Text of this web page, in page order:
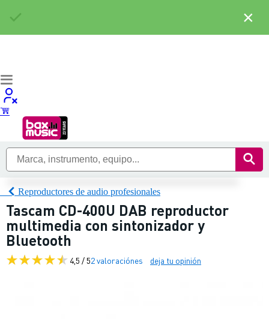
Reproductores de audio profesionales
Tascam CD-400U DAB reproductor
multimedia con sintonizador y
Bluetooth
4,5 / 52 valoraciónes deja tu opinión
×